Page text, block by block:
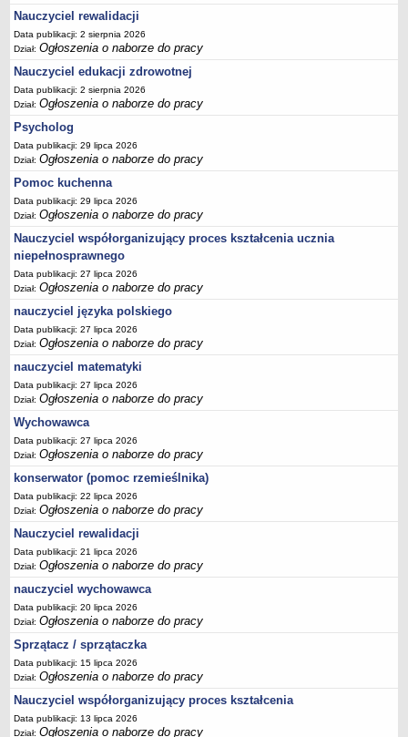
Nauczyciel rewalidacji
Data publikacji: 2 sierpnia 2026
Dział:Ogłoszenia o naborze do pracy
Nauczyciel edukacji zdrowotnej
Data publikacji: 2 sierpnia 2026
Dział:Ogłoszenia o naborze do pracy
Psycholog
Data publikacji: 29 lipca 2026
Dział:Ogłoszenia o naborze do pracy
Pomoc kuchenna
Data publikacji: 29 lipca 2026
Dział:Ogłoszenia o naborze do pracy
Nauczyciel współorganizujący proces kształcenia ucznia
niepełnosprawnego
Data publikacji: 27 lipca 2026
Dział:Ogłoszenia o naborze do pracy
nauczyciel języka polskiego
Data publikacji: 27 lipca 2026
Dział:Ogłoszenia o naborze do pracy
nauczyciel matematyki
Data publikacji: 27 lipca 2026
Dział:Ogłoszenia o naborze do pracy
Wychowawca
Data publikacji: 27 lipca 2026
Dział:Ogłoszenia o naborze do pracy
konserwator (pomoc rzemieślnika)
Data publikacji: 22 lipca 2026
Dział:Ogłoszenia o naborze do pracy
Nauczyciel rewalidacji
Data publikacji: 21 lipca 2026
Dział:Ogłoszenia o naborze do pracy
nauczyciel wychowawca
Data publikacji: 20 lipca 2026
Dział:Ogłoszenia o naborze do pracy
Sprzątacz / sprzątaczka
Data publikacji: 15 lipca 2026
Dział:Ogłoszenia o naborze do pracy
Nauczyciel współorganizujący proces kształcenia
Data publikacji: 13 lipca 2026
Dział:Ogłoszenia o naborze do pracy